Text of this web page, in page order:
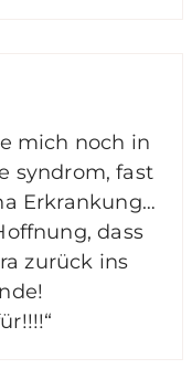
mich noch in
syndrom, fast
Erkrankung…
dass
zurück ins